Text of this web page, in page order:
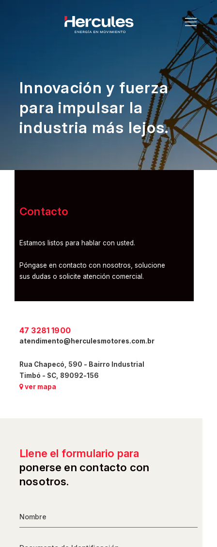
Innovación y fuerza
para impulsar la
industria más lejos.
Contacto
Estamos listos para hablar con usted.
Póngase en contacto con nosotros, solucione
sus dudas o solicite atención comercial.
47 3281 1900
atendimento@herculesmotores.com.br
Rua Chapecó, 590 - Bairro Industrial
Timbó - SC, 89092-156
ver mapa
Llene el formulario para
ponerse en contacto con
nosotros.